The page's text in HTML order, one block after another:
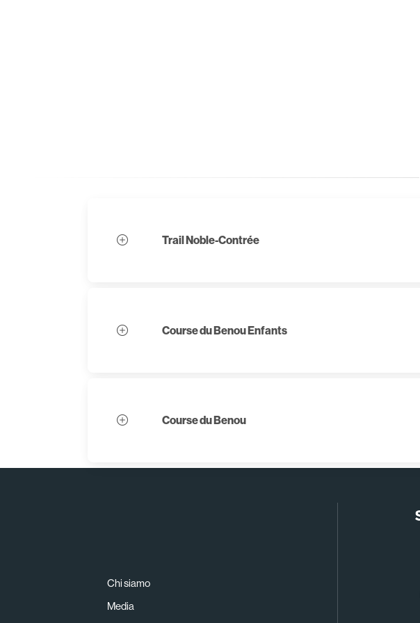
Trail Noble-Contrée
Course du Benou Enfants
Course du Benou
Chi siamo
Media